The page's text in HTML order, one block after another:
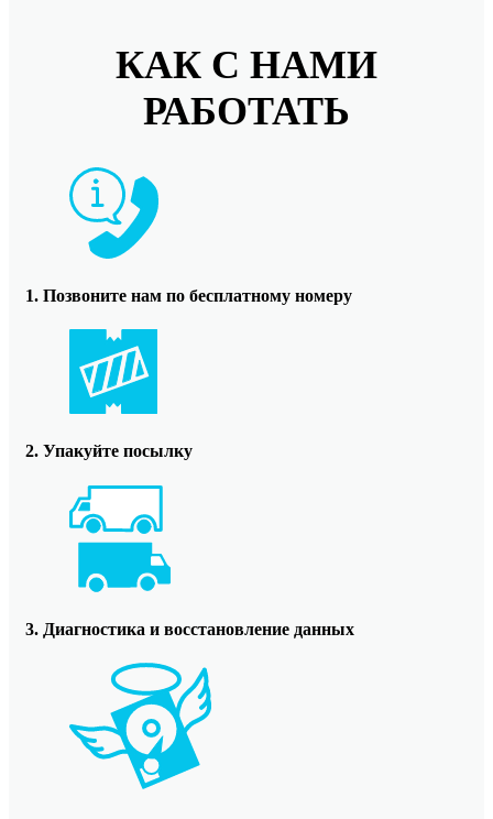
КАК С НАМИ
РАБОТАТЬ
1. Позвоните нам по бесплатному номеру
2. Упакуйте посылку
3. Диагностика и восстановление данных